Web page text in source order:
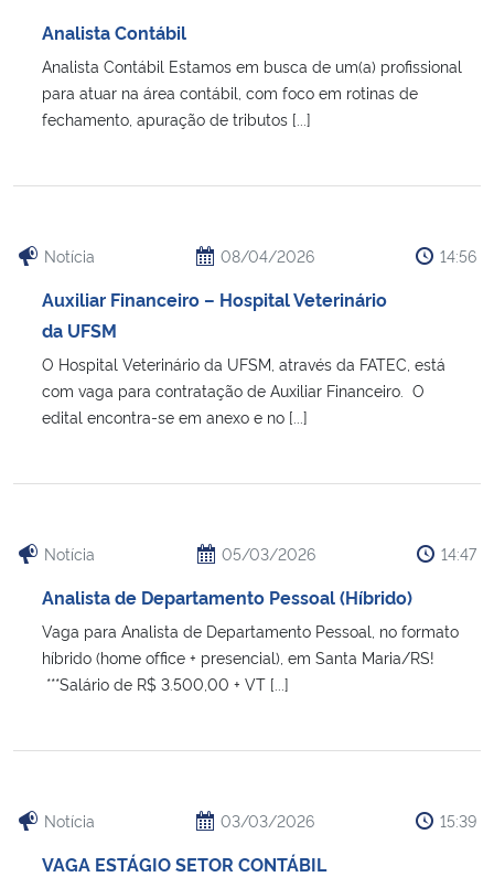
Ministério da Saúde
Ministério de Minas e Energia
Ministério do Meio Ambiente
Ministério do Turismo
Ministério do Desenvolvimento Regional
Controladoria-Geral da União
Ministério da Mulher, da Família e dos Direitos Humanos
Secretaria-Geral
Secretaria de Governo
Gabinete de Segurança Institucional
Planalto
Analista Contábil
Analista Contábil Estamos em busca de um(a) profissional
para atuar na área contábil, com foco em rotinas de
fechamento, apuração de tributos [...]
Notícia 08/04/2026 14:56
Auxiliar Financeiro – Hospital Veterinário
da UFSM
O Hospital Veterinário da UFSM, através da FATEC, está
com vaga para contratação de Auxiliar Financeiro. O
edital encontra-se em anexo e no [...]
Notícia 05/03/2026 14:47
Analista de Departamento Pessoal (Híbrido)
Vaga para Analista de Departamento Pessoal, no formato
híbrido (home office + presencial), em Santa Maria/RS!
***Salário de R$ 3.500,00 + VT [...]
Notícia 03/03/2026 15:39
VAGA ESTÁGIO SETOR CONTÁBIL